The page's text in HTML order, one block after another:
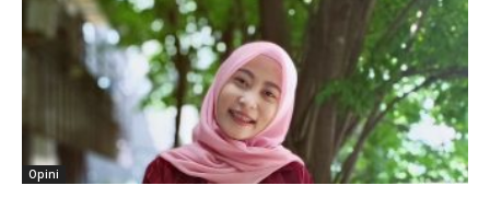
Opini